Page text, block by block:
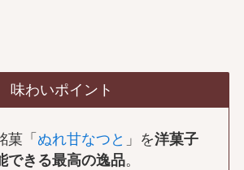
味わいポイント
菓「 ぬれ甘なつと 」を洋菓子
できる最高の逸品。